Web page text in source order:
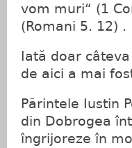
vom muri“ (1
(Romani 5. 12) .
Iată doar
de aici a mai
Părintele Iustin
din Dobrogea
îngrijoreze în